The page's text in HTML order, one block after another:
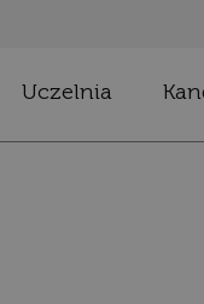
Uczelnia